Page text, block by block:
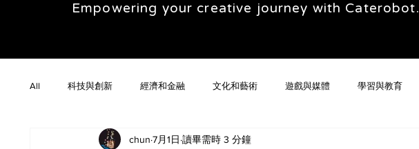
Empowering your creative journey with Caterobot.
All 科技與創新 經濟和金融 文化和藝術 遊戲與媒體 學習與教育
chun 7月1日 讀畢需時 3 分鐘